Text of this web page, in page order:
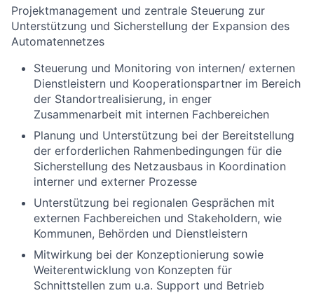
Projektmanagement und zentrale Steuerung zur
Unterstützung und Sicherstellung der Expansion des
Automatennetzes
Steuerung und Monitoring von internen/ externen
Dienstleistern und Kooperationspartner im Bereich
der Standortrealisierung, in enger
Zusammenarbeit mit internen Fachbereichen
Planung und Unterstützung bei der Bereitstellung
der erforderlichen Rahmenbedingungen für die
Sicherstellung des Netzausbaus in Koordination
interner und externer Prozesse
Unterstützung bei regionalen Gesprächen mit
externen Fachbereichen und Stakeholdern, wie
Kommunen, Behörden und Dienstleistern
Mitwirkung bei der Konzeptionierung sowie
Weiterentwicklung von Konzepten für
Schnittstellen zum u.a. Support und Betrieb